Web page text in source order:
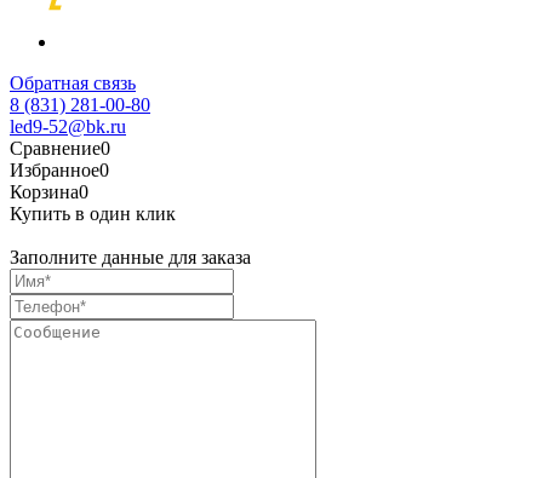
Обратная связь
8 (831) 281-00-80
led9-52@bk.ru
Сравнение0
Избранное0
Корзина0
Купить в один клик
Заполните данные для заказа